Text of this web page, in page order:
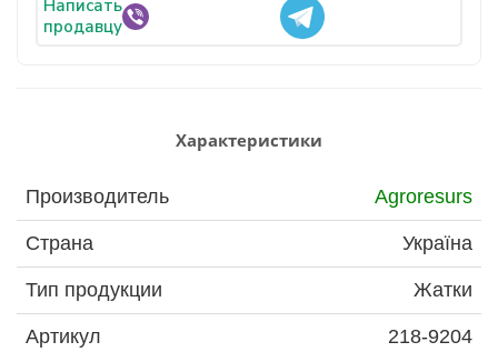
Написать
продавцу
Характеристики
Производитель Agroresurs
Страна Україна
Тип продукции Жатки
Артикул 218-9204